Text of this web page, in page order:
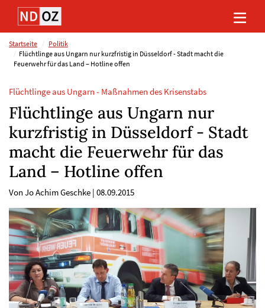
Direkt
Inhalt
(Eingabetaste)
Direkt
Hauptmenu
(Eingabetaste)
Direkt
Suche
(Eingabetaste)
Direkt
Footer
(Eingabetaste)
Startseite
Politik
Flüchtlinge aus Ungarn nur kurzfristig in Düsseldorf - Stadt macht die
Feuerwehr für das Land – Hotline offen
Flüchtlinge aus Ungarn - Maßnahmen des Krisenstabs
Flüchtlinge aus Ungarn nur
kurzfristig in Düsseldorf - Stadt
macht die Feuerwehr für das
Land – Hotline offen
Von Jo Achim Geschke | 08.09.2015